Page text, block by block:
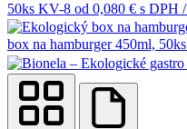
50ks KV-8 od 0,080 € s DPH
box na hamburger 450ml,